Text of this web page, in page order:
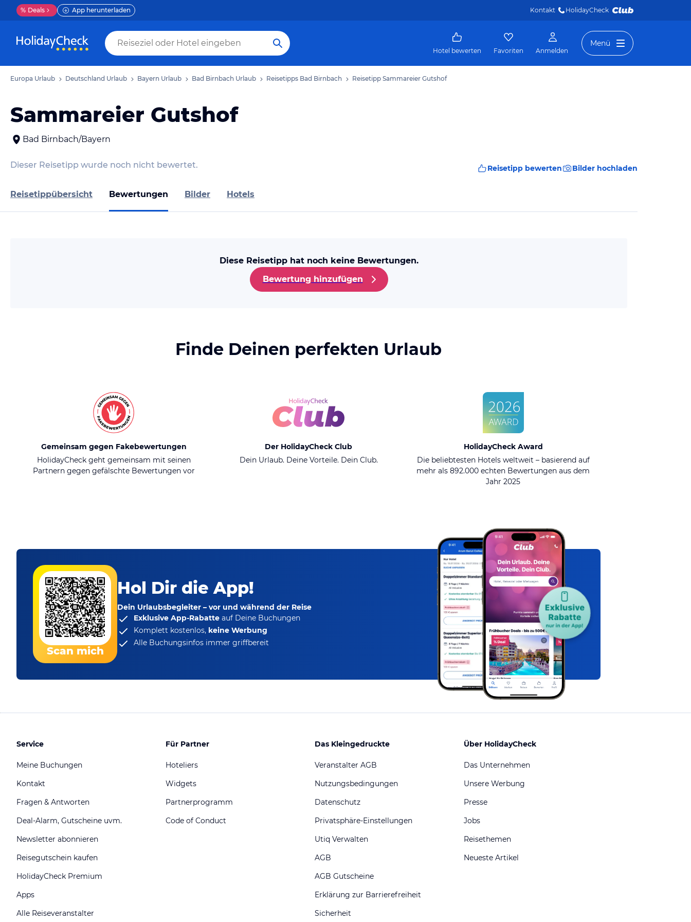
% Deals App herunterladen Kontakt HolidayCheck
Hotel bewerten Favoriten Anmelden
Menü
Europa Urlaub Deutschland Urlaub Bayern Urlaub Bad Birnbach Urlaub Reisetipps Bad Birnbach Reisetipp Sammareier Gutshof
Sammareier Gutshof
Bad Birnbach/Bayern
Dieser Reisetipp wurde noch nicht bewertet. Reisetipp bewerten Bilder hochladen
Reisetippübersicht Bewertungen Bilder Hotels
Diese Reisetipp hat noch keine Bewertungen.
Bewertung hinzufügen
Finde Deinen perfekten Urlaub
Gemeinsam gegen Fakebewertungen
HolidayCheck geht gemeinsam mit seinen
Partnern gegen gefälschte Bewertungen vor
Der HolidayCheck Club
Dein Urlaub. Deine Vorteile. Dein Club.
HolidayCheck Award
Die beliebtesten Hotels weltweit – basierend auf
mehr als 892.000 echten Bewertungen aus dem
Jahr 2025
Scan mich
Hol Dir die App!
Dein Urlaubsbegleiter – vor und während der Reise
Exklusive App-Rabatte auf Deine Buchungen
Komplett kostenlos, keine Werbung
Alle Buchungsinfos immer griffbereit
Service
Meine Buchungen
Kontakt
Fragen & Antworten
Deal-Alarm, Gutscheine uvm.
Newsletter abonnieren
Reisegutschein kaufen
HolidayCheck Premium
Apps
Alle Reiseveranstalter
Für Partner
Hoteliers
Widgets
Partnerprogramm
Code of Conduct
Das Kleingedruckte
Veranstalter AGB
Nutzungsbedingungen
Datenschutz
Privatsphäre-Einstellungen
Utiq Verwalten
AGB
AGB Gutscheine
Erklärung zur Barrierefreiheit
Sicherheit
Über HolidayCheck
Das Unternehmen
Unsere Werbung
Presse
Jobs
Reisethemen
Neueste Artikel